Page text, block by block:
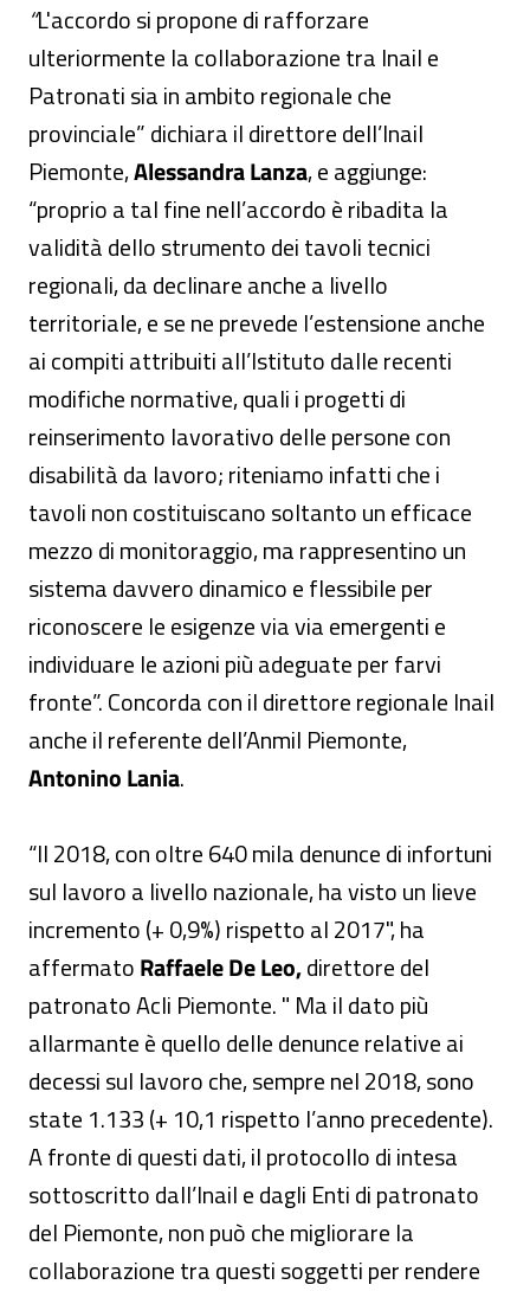
“L'accordo si propone di rafforzare
ulteriormente la collaborazione tra Inail e
Patronati sia in ambito regionale che
provinciale” dichiara il direttore dell’Inail
Piemonte,Alessandra Lanza, e aggiunge:
“proprio a tal fine nell’accordo è ribadita la
validità dello strumento dei tavoli tecnici
regionali, da declinare anche a livello
territoriale, e se ne prevede l’estensione anche
ai compiti attribuiti all’Istituto dalle recenti
modifiche normative, quali i progetti di
reinserimento lavorativo delle persone con
disabilità da lavoro; riteniamo infatti che i
tavoli non costituiscano soltanto un efficace
mezzo di monitoraggio, ma rappresentino un
sistema davvero dinamico e flessibile per
riconoscere le esigenze via via emergenti e
individuare le azioni più adeguate per farvi
fronte”. Concorda con il direttore regionale Inail
anche il referente dell’Anmil Piemonte,
Antonino Lania.
“Il 2018, con oltre 640 mila denunce di infortuni
sul lavoro a livello nazionale, ha visto un lieve
incremento (+ 0,9%) rispetto al 2017", ha
affermatoRaffaele De Leo,direttore del
patronato Acli Piemonte. " Ma il dato più
allarmante è quello delle denunce relative ai
decessi sul lavoro che, sempre nel 2018, sono
state 1.133 (+ 10,1 rispetto l’anno precedente).
A fronte di questi dati, il protocollo di intesa
sottoscritto dall’Inail e dagli Enti di patronato
del Piemonte, non può che migliorare la
collaborazione tra questi soggetti per rendere